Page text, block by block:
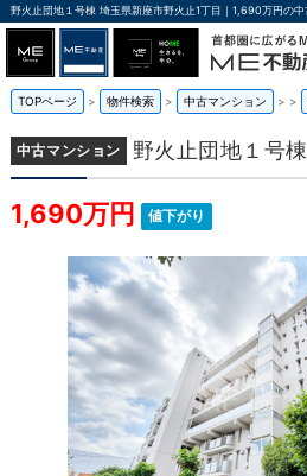
TOPページ 物件検索 中古マンション >
中古マンション 野火止団地１号棟
1,690万円 値下がり